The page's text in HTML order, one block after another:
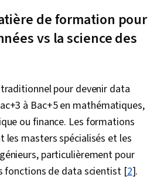
Importation/exportation de données,
des données, Traitement des
des données, Éthique des
Modélisation prédictive, Science des
Analyse des données, Ingénierie des
Analyse de régression,
supervisé, Algorithmes de
Apprentissage automatique,
de formation pour
vs la science des
traditionnel pour devenir data
à Bac+5 en mathématiques,
ou finance. Les formations
les masters spécialisés et les
particulièrement pour
fonctions de data scientist [2].